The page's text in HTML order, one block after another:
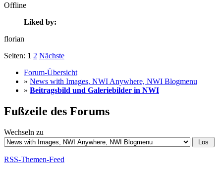
Offline
Liked by:
florian
Seiten: 1 2 Nächste
Forum-Übersicht
» News with Images, NWI Anywhere, NWI Blogmenu
» Beitragsbild und Galeriebilder in NWI
Fußzeile des Forums
Wechseln zu
RSS-Themen-Feed